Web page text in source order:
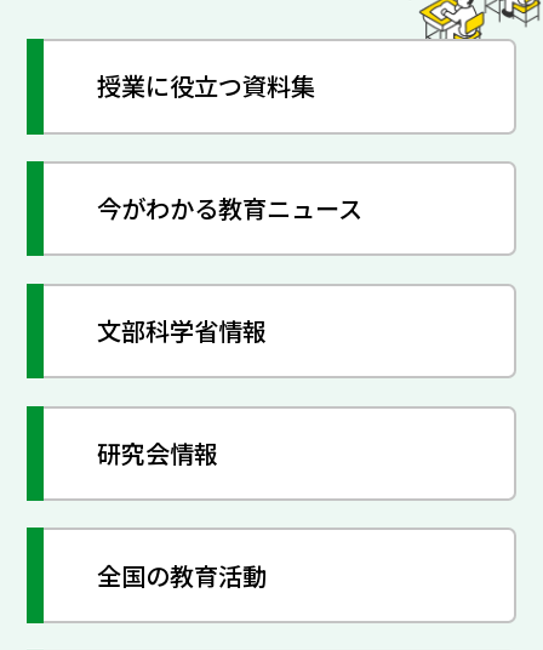
授業に役立つ資料集
今がわかる教育ニュース
文部科学省情報
研究会情報
全国の教育活動